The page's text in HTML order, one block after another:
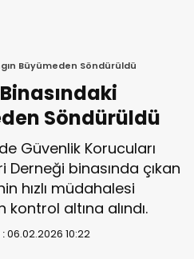
Büyümeden Söndürüldü
Söndürüldü
Güvenlik Korucuları
Derneği binasında çıkan
hızlı müdahalesi
altına alındı.
06.02.2026 10:22